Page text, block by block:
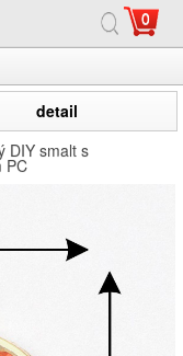
0
detail
DIY smalt s
PC